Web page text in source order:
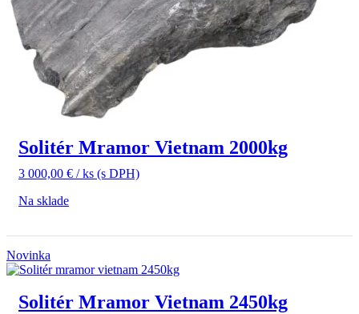
Solitér Mramor Vietnam 2000kg
3 000,00 € / ks (s DPH)
Na sklade
Novinka
Solitér Mramor Vietnam 2450kg